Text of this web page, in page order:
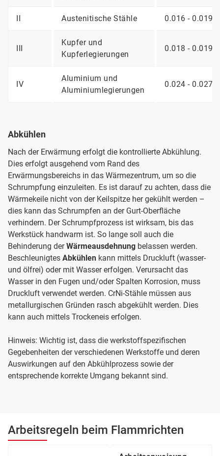
Austenitische Stähle 0.016 - 0.019
Kupfer und
Kupferlegierungen
0.018 - 0.019
IV
Aluminium und
Aluminiumlegierungen
0.024 - 0.027
Abkühlen
Nach der Erwärmung erfolgt die kontrollierte Abkühlung.
Dies erfolgt ausgehend vom Rand des
Erwärmungsbereichs in das Wärmezentrum, um so die
Schrumpfung einzuleiten. Es ist darauf zu achten, dass die
Wärmekeile nicht von der Keilspitze her gekühlt werden –
dies kann das Schrumpfen an der Gurt-Oberfläche
verhindern. Der Schrumpfprozess ist wirksam, bis das
Werkstück handwarm ist. So lange soll auch die
Behinderung derWärmeausdehnung belassen werden.
Beschleunigtes Abkühlen kann mittels Druckluft (wasser-
und ölfrei) oder mit Wasser erfolgen. Verursacht das
Wasser in den Fugen und/oder Spalten Korrosion, muss
Druckluft verwendet werden. CrNi-Stähle müssen aus
metallurgischen Gründen rasch abgekühlt werden. Dies
kann auch mittels Trockeneis erfolgen.
Hinweis: Wichtig ist, dass die werkstoffspezifischen
Gegebenheiten der verschiedenen Werkstoffe und deren
Auswirkungen auf den Abkühlprozess sowie der
entsprechende korrekte Umgang bekannt sind.
Arbeitsregeln beim Flammrichten